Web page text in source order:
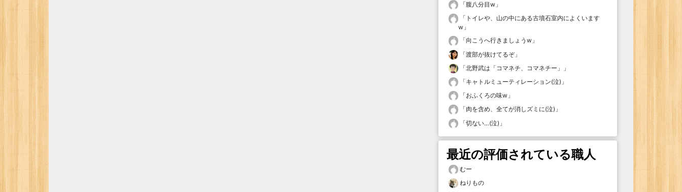
「腹八分目w 」
「 トイレや、山の中にある古墳石室内によくいます
w 」
「向こうへ行きましょうw 」
「渡部が抜けてるぞ」
「北野武は「コマネチ、コマネチー」
」
「キャトルミューティレーション(泣) 」
「おふくろの味w 」
「肉を含め、全てが消しズミに(泣) 」
「切ない…(泣) 」
最近の評価されている職人
むー
ねりもの